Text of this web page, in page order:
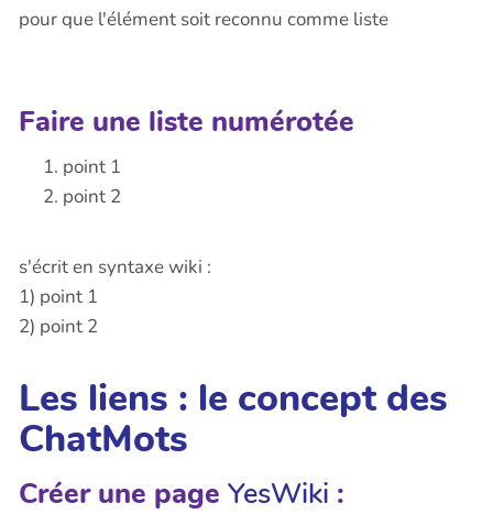
pour que l'élément soit reconnu comme liste
Faire une liste numérotée
point 1
point 2
s'écrit en syntaxe wiki :
1) point 1
2) point 2
Les liens : le concept des
ChatMots
Créer une page YesWiki :